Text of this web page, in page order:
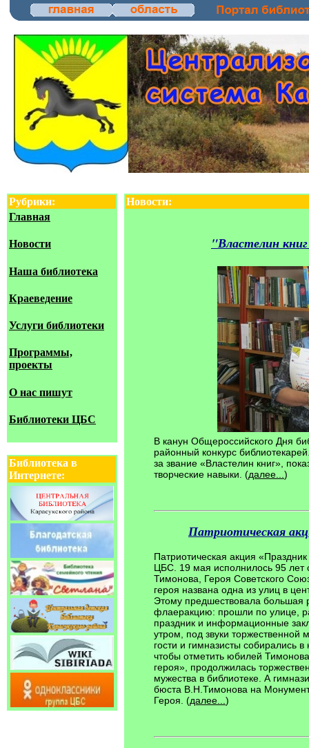
Рубрики:
Главная
Новости
Наша библиотека
Краеведение
Услуги библиотеки
Программы,
проекты
О нас пишут
Библиотеки ЦБС
Библиотека в
Интернете:
Новости:
"Властелин
В канун Общероссийского Дня
районный конкурс
за звание «Властелин книг»,
творческие навыки. (далее... )
Патриотическая
Патриотическая акция
ЦБС. 19 мая исполнилось 95 лет
Тимонова, Героя Советского
героя названа одна из улиц в
Этому предшествовала большая
флаеракцию: прошли по улице,
праздник и информационные
утром, под звуки торжественной
гости и гимназисты собирались
чтобы отметить юбилей
героя», продолжилась
мужества в библиотеке. А
бюста В.Н.Тимонова на
Героя. (далее... )